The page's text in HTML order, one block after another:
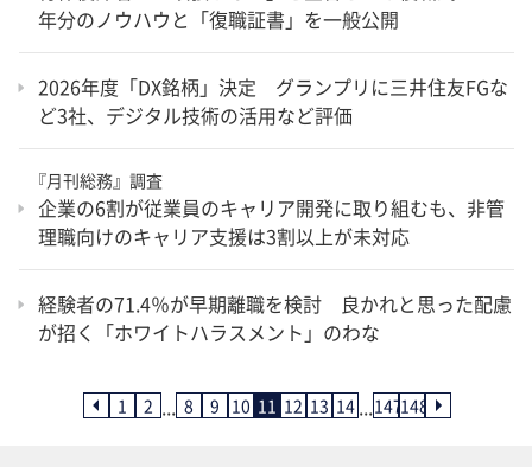
年分のノウハウと「復職証書」を一般公開
2026年度「DX銘柄」決定 グランプリに三井住友FGな
ど3社、デジタル技術の活用など評価
『月刊総務』調査
企業の6割が従業員のキャリア開発に取り組むも、非管
理職向けのキャリア支援は3割以上が未対応
経験者の71.4％が早期離職を検討 良かれと思った配慮
が招く「ホワイトハラスメント」のわな
1 2 ... 8 9 10 11 12 13 14 ...147148